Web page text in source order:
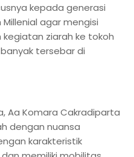
kepada generasi
agar mengisi
ziarah ke tokoh
tersebar di
Aa Komara Cakradiparta
dengan nuansa
karakteristik